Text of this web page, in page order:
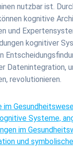
nutzbar ist.
kognitive
und
kognitiver
Datenintegration,
revolutionieren.
Systeme,
im
und